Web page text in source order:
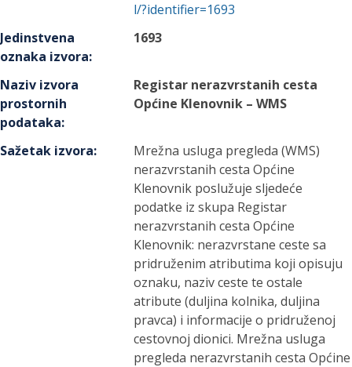
l/?identifier=1693
Jedinstvena
oznaka izvora:
1693
Naziv izvora
prostornih
podataka:
Registar nerazvrstanih cesta
Općine Klenovnik – WMS
Sažetak izvora:
Mrežna usluga pregleda (WMS)
nerazvrstanih cesta Općine
Klenovnik poslužuje sljedeće
podatke iz skupa Registar
nerazvrstanih cesta Općine
Klenovnik: nerazvrstane ceste sa
pridruženim atributima koji opisuju
oznaku, naziv ceste te ostale
atribute (duljina kolnika, duljina
pravca) i informacije o pridruženoj
cestovnoj dionici. Mrežna usluga
pregleda nerazvrstanih cesta Općine